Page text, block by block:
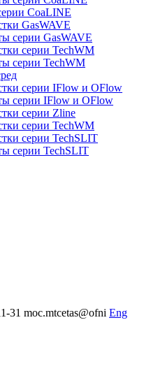
CoaLINE
GasWAVE
серии GasWAVE
серии TechWM
серии TechWM
серии IFlow и OFlow
серии IFlow и OFlow
серии Zline
серии TechWM
серии TechSLIT
серии TechSLIT
31 moc.mtcetas@ofni Eng